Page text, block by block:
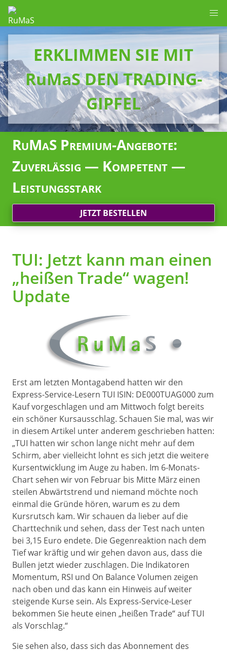
ERKLIMMEN SIE MIT
RuMaS DEN TRADING-
GIPFEL
RuMaS Premium-Angebote:
Zuverlässig — Kompetent —
Leistungsstark
JETZT BESTELLEN
TUI: Jetzt kann man einen
„heißen Trade“ wagen!
Update
Erst am letzten Montagabend hatten wir den
Express-Service-Lesern TUI ISIN: DE000TUAG000 zum
Kauf vorgeschlagen und am Mittwoch folgt bereits
ein schöner Kursausschlag. Schauen Sie mal, was wir
in diesem Artikel unter anderem geschrieben hatten:
„TUI hatten wir schon lange nicht mehr auf dem
Schirm, aber vielleicht lohnt es sich jetzt die weitere
Kursentwicklung im Auge zu haben. Im 6-Monats-
Chart sehen wir von Februar bis Mitte März einen
steilen Abwärtstrend und niemand möchte noch
einmal die Gründe hören, warum es zu dem
Kursrutsch kam. Wir schauen da lieber auf die
Charttechnik und sehen, dass der Test nach unten
bei 3,15 Euro endete. Die Gegenreaktion nach dem
Tief war kräftig und wir gehen davon aus, dass die
Bullen jetzt wieder zuschlagen. Die Indikatoren
Momentum, RSI und On Balance Volumen zeigen
nach oben und das kann ein Hinweis auf weiter
steigende Kurse sein. Als Express-Service-Leser
bekommen Sie heute einen „heißen Trade“ auf TUI
als Vorschlag.“
Sie sehen also, dass sich das Abonnement des